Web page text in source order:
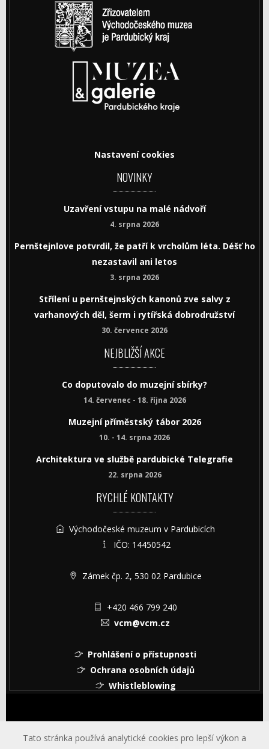
Nastavení cookies
NOVINKY
Uzavření vstupu na malé nádvoří
4. srpna 2026
Pernštejnlove potvrdil, že patří k vrcholům léta. Déšť ho
nezastavil ani letos
3. srpna 2026
Střílení u pernštejnských kanonů zve salvy z
varhanových děl, šerm i rytířská dobrodružství
30. července 2026
NEJBLIŽŠÍ AKCE
Co doputovalo do muzejní sbírky?
14. červenec - 18. října 2026
Muzejní příměstský tábor 2026
10. - 14. srpna 2026
Architektura ve službě pardubické Telegrafie
22. srpna 2026
RYCHLÉ KONTAKTY
Východočeské muzeum v Pardubicích
IČO: 14450542
Zámek čp. 2, 530 02 Pardubice
+420 466 799 240
vcm@vcm.cz
Prohlášení o přístupnosti
Ochrana osobních údajů
Whistleblowing
© Copyright © 2026 Východočeské muzeum v Pardubicích
Tato stránka používá analytické cookies pro lepší výkon a